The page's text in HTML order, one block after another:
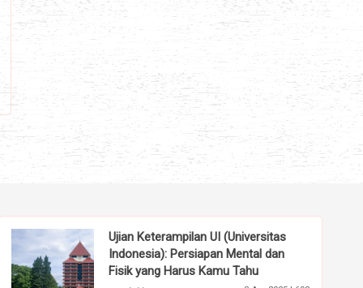
Ujian Keterampilan UI (Universitas
Indonesia): Persiapan Mental dan
Fisik yang Harus Kamu Tahu